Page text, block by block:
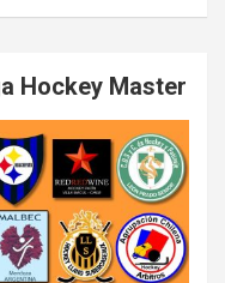
Hockey Master